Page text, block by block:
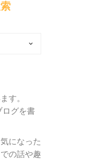
す。
ログを書
になった
の話や趣